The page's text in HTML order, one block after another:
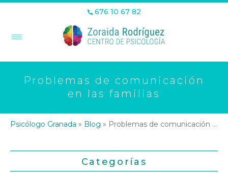
676 10 67 82
Problemas de comunicación
en las familias
Psicólogo Granada » Blog » Problemas de comunicación en las familias
Categorías